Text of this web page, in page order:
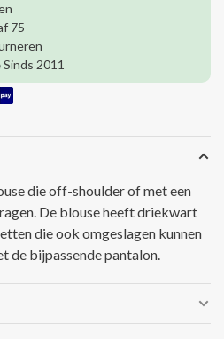
75
Sinds 2011
die off-shoulder of met een
De blouse heeft driekwart
die ook omgeslagen kunnen
de bijpassende pantalon.